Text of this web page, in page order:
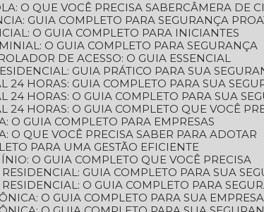
O QUE VOCÊ PRECISA SABER
CÂMERA DE
GUIA COMPLETO PARA SEGURANÇA
O GUIA COMPLETO PARA INICIANTES
O GUIA COMPLETO PARA SEGURANÇA
DE ACESSO: O GUIA ESSENCIAL
GUIA PRÁTICO PARA SUA
24 HORAS: GUIA COMPLETO PARA SUA
24 HORAS: O GUIA COMPLETO PARA SUA
24 HORAS: O GUIA COMPLETO QUE VOCÊ
O GUIA COMPLETO PARA EMPRESAS
O QUE VOCÊ PRECISA SABER PARA ADOTAR
PARA UMA GESTÃO EFICIENTE
O GUIA COMPLETO QUE VOCÊ PRECISA
GUIA COMPLETO PARA SUA
O GUIA COMPLETO PARA
O GUIA COMPLETO PARA SUA EMPRESA